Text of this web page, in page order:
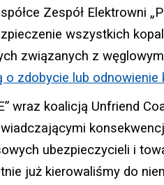
Zespół Elektrowni
wszystkich
związanych z
o zdobycie lub
wraz koalicją Unfriend
ubezpieczycieli i
już kierowaliśmy do